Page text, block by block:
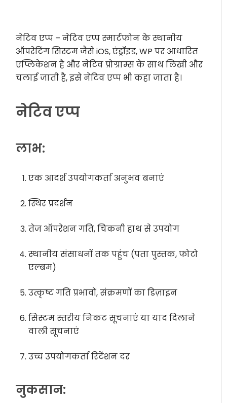
नेटिव एप्प – नेटिव एप्प स्मार्टफोन के स्थानीय
ऑपरेटिंग सिस्टम जैसे iOS, एंड्रॉइड, WP पर आधारित
एप्लिकेशन है और नेटिव प्रोग्राम्स के साथ लिखी और
चलाई जाती है, इसे नेटिव एप्प भी कहा जाता है।
नेटिव एप्प
लाभ:
एक आदर्श उपयोगकर्ता अनुभव बनाएं
स्थिर प्रदर्शन
तेज ऑपरेशन गति, चिकनी हाथ से उपयोग
स्थानीय संसाधनों तक पहुंच (पता पुस्तक, फोटो
एल्बम)
उत्कृष्ट गति प्रभावों, संक्रमणों का डिज़ाइन
सिस्टम स्तरीय निकट सूचनाएं या याद दिलाने
वाली सूचनाएं
उच्च उपयोगकर्ता रिटेंशन दर
नुकसान: